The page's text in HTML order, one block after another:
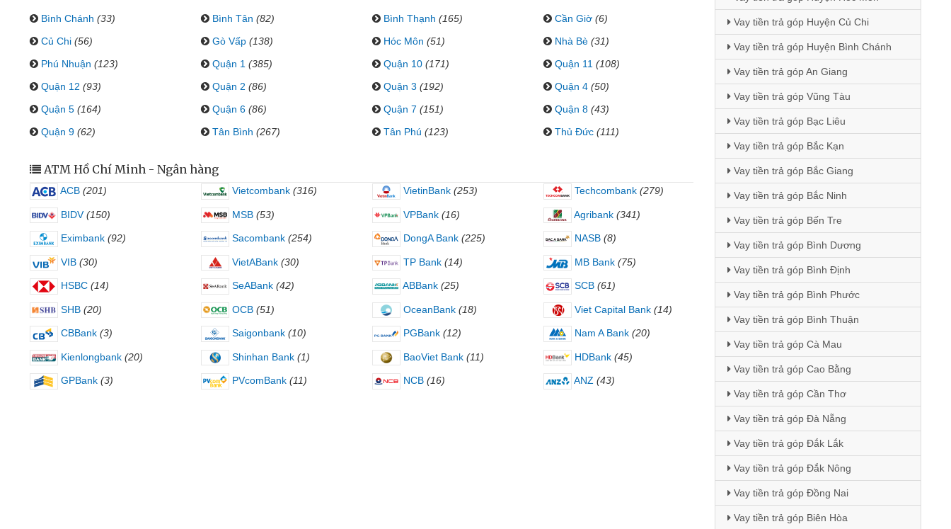
Bình Chánh (33) Bình Tân (82) Bình Thạnh (165) Cần Giờ (6)
Củ Chi (56) Gò Vấp (138) Hóc Môn (51) Nhà Bè (31)
Phú Nhuận (123) Quận 1 (385) Quận 10 (171) Quận 11 (108)
Quận 12 (93) Quận 2 (86) Quận 3 (192) Quận 4 (50)
Quận 5 (164) Quận 6 (86) Quận 7 (151) Quận 8 (43)
Quận 9 (62) Tân Bình (267) Tân Phú (123) Thủ Đức (111)
ATM Hồ Chí Minh - Ngân hàng
ACB (201) Vietcombank (316) VietinBank (253) Techcombank (279)
BIDV (150) MSB (53) VPBank (16) Agribank (341)
Eximbank (92) Sacombank (254) DongA Bank (225) NASB (8)
VIB (30) VietABank (30) TP Bank (14) MB Bank (75)
HSBC (14) SeABank (42) ABBank (25) SCB (61)
SHB (20) OCB (51) OceanBank (18) Viet Capital Bank (14)
CBBank (3) Saigonbank (10) PGBank (12) Nam A Bank (20)
Kienlongbank (20) Shinhan Bank (1) BaoViet Bank (11) HDBank (45)
GPBank (3) PVcomBank (11) NCB (16) ANZ (43)
Vay tiền trả góp Huyện Củ Chi
Vay tiền trả góp Huyện Bình Chánh
Vay tiền trả góp An Giang
Vay tiền trả góp Vũng Tàu
Vay tiền trả góp Bạc Liêu
Vay tiền trả góp Bắc Kạn
Vay tiền trả góp Bắc Giang
Vay tiền trả góp Bắc Ninh
Vay tiền trả góp Bến Tre
Vay tiền trả góp Bình Dương
Vay tiền trả góp Bình Định
Vay tiền trả góp Bình Phước
Vay tiền trả góp Bình Thuận
Vay tiền trả góp Cà Mau
Vay tiền trả góp Cao Bằng
Vay tiền trả góp Cần Thơ
Vay tiền trả góp Đà Nẵng
Vay tiền trả góp Đắk Lắk
Vay tiền trả góp Đắk Nông
Vay tiền trả góp Đồng Nai
Vay tiền trả góp Biên Hòa